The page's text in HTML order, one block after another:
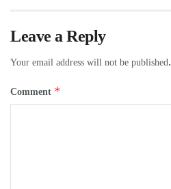
Leave a Reply
Your email address will not be published.
Comment *